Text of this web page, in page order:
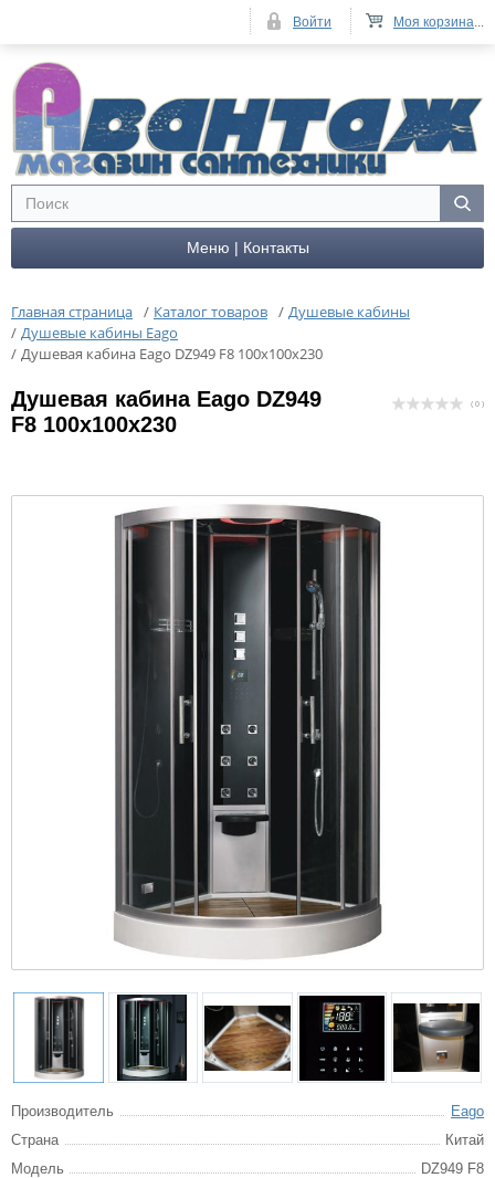
Меню | Контакты
Главная страница / Каталог товаров / Душевые кабины
/ Душевые кабины Eago
/ Душевая кабина Eago DZ949 F8 100x100x230
Душевая кабина Eago DZ949
F8 100x100x230
( 0 )
Производитель
Eago
Страна
Китай
Модель
DZ949 F8
Моя корзина...
Войти